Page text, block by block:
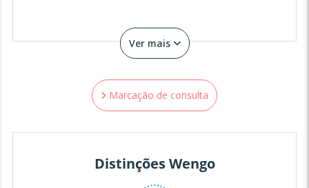
Ver mais
Marcação de consulta
Distinções Wengo